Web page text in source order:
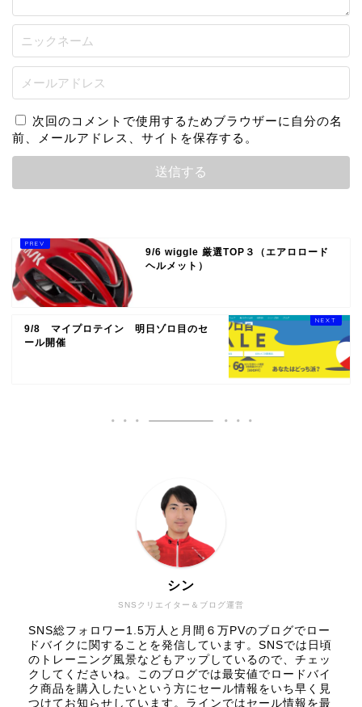
次回のコメントで使用するためブラウザーに自分の名
前、メールアドレス、サイトを保存する。
9/6 wiggle 厳選TOP３（エアロロード
ヘルメット）
9/8 マイプロテイン 明日ゾロ目のセ
ール開催
SNSクリエイター＆ブログ運営
シン
SNS総フォロワー1.5万人と月間６万PVのブログでロー
ドバイクに関することを発信しています。SNSでは日頃
のトレーニング風景などもアップしているので、チェッ
クしてくださいね。このブログでは最安値でロードバイ
ク商品を購入したいという方にセール情報をいち早く見
つけてお知らせしています。ラインではセール情報を最